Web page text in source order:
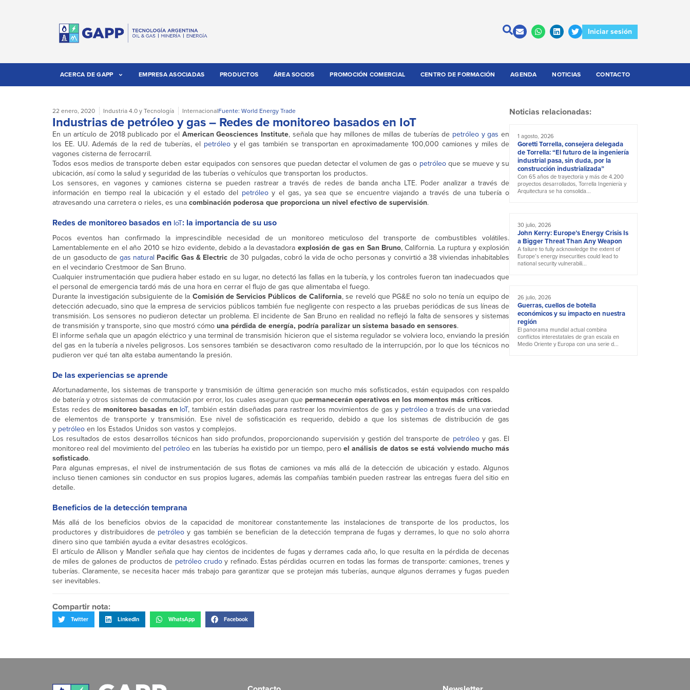
Iniciar sesión
ACERCA DE GAPP EMPRESA ASOCIADAS PRODUCTOS ÁREA SOCIOS PROMOCIÓN COMERCIAL CENTRO DE FORMACIÓN AGENDA NOTICIAS CONTACTO
22 enero, 2020 Industria 4.0 y Tecnología InternacionalFuente: World Energy Trade
Industrias de petróleo y gas – Redes de monitoreo basados en IoT
En un artículo de 2018 publicado por el American Geosciences Institute, señala que hay millones de millas de tuberías de petróleo y gas en
los EE. UU. Además de la red de tuberías, el petróleoy el gas también se transportan en aproximadamente 100,000 camiones y miles de
vagones cisterna de ferrocarril.
Todos esos medios de transporte deben estar equipados con sensores que puedan detectar el volumen de gas o petróleoque se mueve y su
ubicación, así como la salud y seguridad de las tuberías o vehículos que transportan los productos.
Los sensores, en vagones y camiones cisterna se pueden rastrear a través de redes de banda ancha LTE. Poder analizar a través de
información en tiempo real la ubicación y el estado del petróleoy el gas, ya sea que se encuentre viajando a través de una tubería o
atravesando una carretera o rieles, es unacombinación poderosa que proporciona un nivel efectivo de supervisión.
Redes de monitoreo basados en IoT: la importancia de su uso
Pocos eventos han confirmado la imprescindible necesidad de un monitoreo meticuloso del transporte de combustibles volátiles.
Lamentablemente en el año 2010 se hizo evidente, debido a la devastadora explosión de gas en San Bruno, California. La ruptura y explosión
de un gasoducto de gas natural Pacific Gas & Electric de 30 pulgadas, cobró la vida de ocho personas y convirtió a 38 viviendas inhabitables
en el vecindario Crestmoor de San Bruno.
Cualquier instrumentación que pudiera haber estado en su lugar, no detectó las fallas en la tubería, y los controles fueron tan inadecuados que
el personal de emergencia tardó más de una hora en cerrar el flujo de gas que alimentaba el fuego.
Durante la investigación subsiguiente de la Comisión de Servicios Públicos de California, se reveló que PG&E no solo no tenía un equipo de
detección adecuado, sino que la empresa de servicios públicos también fue negligente con respecto a las pruebas periódicas de sus líneas de
transmisión. Los sensores no pudieron detectar un problema. El incidente de San Bruno en realidad no reflejó la falta de sensores y sistemas
de transmisión y transporte, sino que mostró cómo una pérdida de energía, podría paralizar un sistema basado en sensores.
El informe señala que un apagón eléctrico y una terminal de transmisión hicieron que el sistema regulador se volviera loco, enviando la presión
del gas en la tubería a niveles peligrosos. Los sensores también se desactivaron como resultado de la interrupción, por lo que los técnicos no
pudieron ver qué tan alta estaba aumentando la presión.
De las experiencias se aprende
Afortunadamente, los sistemas de transporte y transmisión de última generación son mucho más sofisticados, están equipados con respaldo
de batería y otros sistemas de conmutación por error, los cuales aseguran que permanecerán operativos en los momentos más críticos.
Estas redes de monitoreo basadas en IoT, también están diseñadas para rastrear los movimientos de gas y petróleoa través de una variedad
de elementos de transporte y transmisión. Ese nivel de sofisticación es requerido, debido a que los sistemas de distribución de gas
y petróleoen los Estados Unidos son vastos y complejos.
Los resultados de estos desarrollos técnicos han sido profundos, proporcionando supervisión y gestión del transporte de petróleoy gas. El
monitoreo real del movimiento del petróleoen las tuberías ha existido por un tiempo, peroel análisis de datos se está volviendo mucho más
sofisticado.
Para algunas empresas, el nivel de instrumentación de sus flotas de camiones va más allá de la detección de ubicación y estado. Algunos
incluso tienen camiones sin conductor en sus propios lugares, además las compañías también pueden rastrear las entregas fuera del sitio en
detalle.
Beneficios de la detección temprana
Más allá de los beneficios obvios de la capacidad de monitorear constantemente las instalaciones de transporte de los productos, los
productores y distribuidores de petróleo y gas también se benefician de la detección temprana de fugas y derrames, lo que no solo ahorra
dinero sino que también ayuda a evitar desastres ecológicos.
El artículo de Allison y Mandler señala que hay cientos de incidentes de fugas y derrames cada año, lo que resulta en la pérdida de decenas
de miles de galones de productos de petróleo crudoy refinado. Estas pérdidas ocurren en todas las formas de transporte: camiones, trenes y
tuberías. Claramente, se necesita hacer más trabajo para garantizar que se protejan más tuberías, aunque algunos derrames y fugas pueden
ser inevitables.
Compartir nota:
Twitter LinkedIn WhatsApp Facebook
Noticias relacionadas:
1 agosto, 2026
Goretti Torrella, consejera delegada
de Torrella: “El futuro de la ingeniería
industrial pasa, sin duda, por la
construcción industrializada”
Con 65 años de trayectoria y más de 4.200
proyectos desarrollados, Torrella Ingeniería y
Arquitectura se ha consolida...
30 julio, 2026
John Kerry: Europe’s Energy Crisis Is
a Bigger Threat Than Any Weapon
A failure to fully acknowledge the extent of
Europe’s energy insecurities could lead to
national security vulnerabili...
26 julio, 2026
Guerras, cuellos de botella
económicos y su impacto en nuestra
región
El panorama mundial actual combina
conflictos interestatales de gran escala en
Medio Oriente y Europa con una serie d...